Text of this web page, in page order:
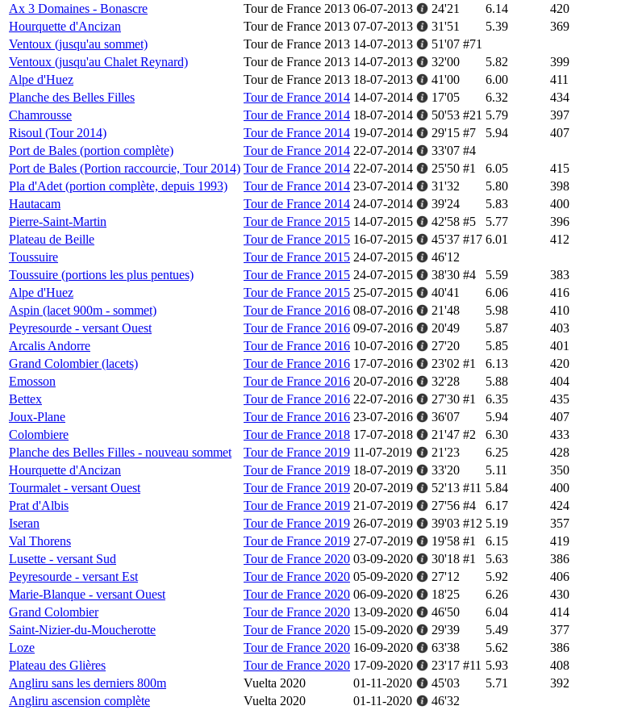
Ax 3 Domaines - Bonascre
Tour de France 2013 06-07-2013 24'21 6.14
420
Hourquette d'Ancizan
Tour de France 2013 07-07-2013 31'51 5.39
369
Ventoux (jusqu'au sommet)
Tour de France 2013 14-07-2013 51'07 #71
Ventoux (jusqu'au Chalet Reynard)
Tour de France 2013 14-07-2013 32'00 5.82
399
Alpe d'Huez
Tour de France 2013 18-07-2013 41'00 6.00
411
Planche des Belles Filles
Tour de France 2014 14-07-2014 17'05 6.32
434
Chamrousse
Tour de France 2014 18-07-2014 50'53 #21 5.79
397
Risoul (Tour 2014)
Tour de France 2014 19-07-2014 29'15 #7 5.94
407
Port de Bales (portion complète)
Tour de France 2014 22-07-2014 33'07 #4
Port de Bales (Portion raccourcie, Tour 2014) Tour de France 2014 22-07-2014 25'50 #1 6.05
415
Pla d'Adet (portion complète, depuis 1993)
Tour de France 2014 23-07-2014 31'32 5.80
398
Hautacam
Tour de France 2014 24-07-2014 39'24 5.83
400
Pierre-Saint-Martin
Tour de France 2015 14-07-2015 42'58 #5 5.77
396
Plateau de Beille
Tour de France 2015 16-07-2015 45'37 #17 6.01
412
Toussuire
Tour de France 2015 24-07-2015
46'12
Toussuire (portions les plus pentues)
Tour de France 2015 24-07-2015 38'30 #4 5.59
383
Alpe d'Huez
Tour de France 2015 25-07-2015 40'41 6.06
416
Aspin (lacet 900m - sommet)
Tour de France 2016 08-07-2016 21'48 5.98
410
Peyresourde - versant Ouest
Tour de France 2016 09-07-2016 20'49 5.87
403
Arcalis Andorre
Tour de France 2016 10-07-2016 27'20 5.85
401
Grand Colombier (lacets)
Tour de France 2016 17-07-2016 23'02 #1 6.13
420
Emosson
Tour de France 2016 20-07-2016 32'28 5.88
404
Bettex
Tour de France 2016 22-07-2016 27'30 #1 6.35
435
Joux-Plane
Tour de France 2016 23-07-2016 36'07 5.94
407
Colombiere
Tour de France 2018 17-07-2018 21'47 #2 6.30
433
Planche des Belles Filles - nouveau sommet
Tour de France 2019 11-07-2019 21'23 6.25
428
Hourquette d'Ancizan
Tour de France 2019 18-07-2019 33'20 5.11
350
Tourmalet - versant Ouest
Tour de France 2019 20-07-2019 52'13 #11 5.84
400
Prat d'Albis
Tour de France 2019 21-07-2019 27'56 #4 6.17
424
Iseran
Tour de France 2019 26-07-2019 39'03 #12 5.19
357
Val Thorens
Tour de France 2019 27-07-2019 19'58 #1 6.15
419
Lusette - versant Sud
Tour de France 2020 03-09-2020 30'18 #1 5.63
386
Peyresourde - versant Est
Tour de France 2020 05-09-2020 27'12 5.92
406
Marie-Blanque - versant Ouest
Tour de France 2020 06-09-2020 18'25 6.26
430
Grand Colombier
Tour de France 2020 13-09-2020 46'50 6.04
414
Saint-Nizier-du-Moucherotte
Tour de France 2020 15-09-2020 29'39 5.49
377
Loze
Tour de France 2020 16-09-2020 63'38 5.62
386
Plateau des Glières
Tour de France 2020 17-09-2020 23'17 #11 5.93
408
Angliru sans les derniers 800m
Vuelta 2020 01-11-2020 45'03 5.71
392
Angliru ascension complète
Vuelta 2020 01-11-2020
46'32